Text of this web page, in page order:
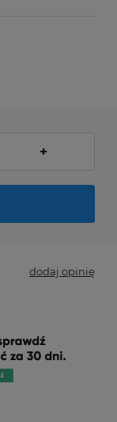
+
dodaj opinię